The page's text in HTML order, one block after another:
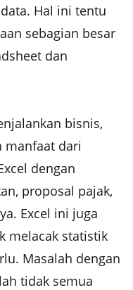
Hal ini tentu
sebagian besar
dan
bisnis,
manfaat dari
dengan
proposal pajak,
Excel ini juga
melacak statistik
Masalah dengan
tidak semua